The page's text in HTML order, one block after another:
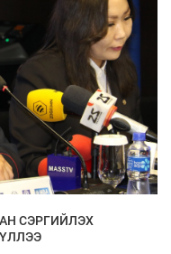
СЭРГИЙЛЭХ